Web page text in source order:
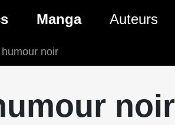
Comics
Manga
Nouveautés Manga
Genres Manga
Auteurs
noir